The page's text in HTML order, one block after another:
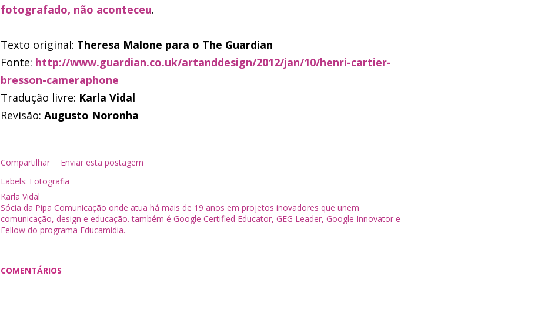
fotografado, não aconteceu.
Texto original: Theresa Malone para o The Guardian
Fonte: http://www.guardian.co.uk/artanddesign/2012/jan/10/henri-cartier-
bresson-cameraphone
Tradução livre: Karla Vidal
Revisão: Augusto Noronha
Compartilhar
Enviar esta postagem
Labels: Fotografia
Karla Vidal
Sócia da Pipa Comunicação onde atua há mais de 19 anos em projetos inovadores que unem
comunicação, design e educação. também é Google Certified Educator, GEG Leader, Google Innovator e
Fellow do programa Educamídia.
COMENTÁRIOS